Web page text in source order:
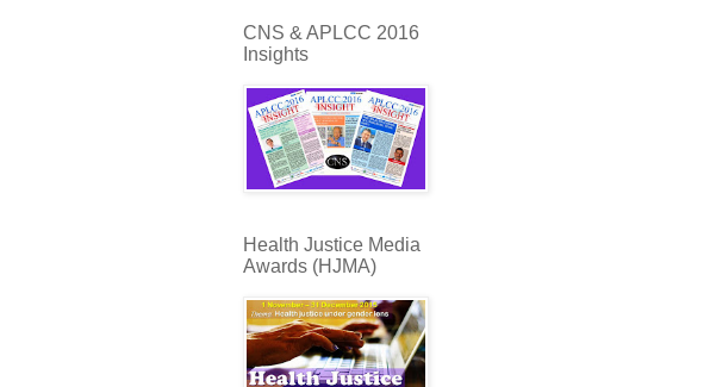
CNS & APLCC 2016
Insights
Health Justice Media
Awards (HJMA)